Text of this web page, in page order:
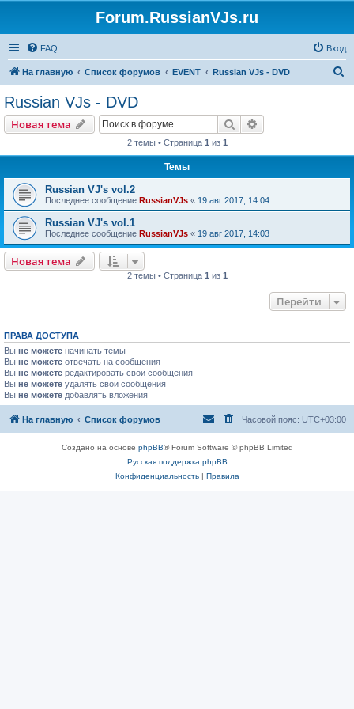
Forum.RussianVJs.ru
FAQ Вход
На главную Список форумов EVENT Russian VJs - DVD
Russian VJs - DVD
Новая тема Поиск
2 темы • Страница 1 из 1
Темы
Russian VJ's vol.2
Последнее сообщение RussianVJs « 19 авг 2017, 14:04
Russian VJ's vol.1
Последнее сообщение RussianVJs « 19 авг 2017, 14:03
Новая тема
2 темы • Страница 1 из 1
Перейти
ПРАВА ДОСТУПА
Вы не можете начинать темы
Вы не можете отвечать на сообщения
Вы не можете редактировать свои сообщения
Вы не можете удалять свои сообщения
Вы не можете добавлять вложения
На главную Список форумов Часовой пояс: UTC+03:00
Создано на основе phpBB® Forum Software © phpBB Limited
Русская поддержка phpBB
Конфиденциальность| Правила